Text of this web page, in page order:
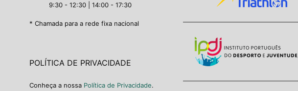
9:30 - 12:30 | 14:00 - 17:30
* Chamada para a rede fixa nacional
POLÍTICA DE PRIVACIDADE
Conheça a nossa Política de Privacidade.